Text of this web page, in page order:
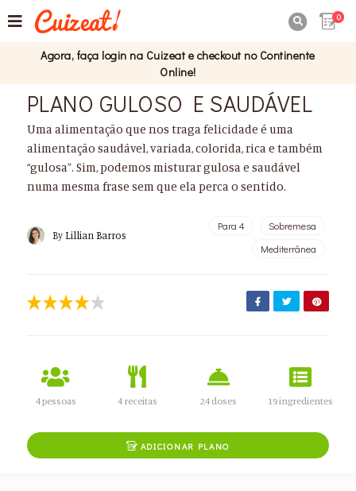
0
Agora, faça login na Cuizeat e checkout no Continente
Online!
PLANO GULOSO E SAUDÁVEL
Uma alimentação que nos traga felicidade é uma
alimentação saudável, variada, colorida, rica e também
“gulosa”. Sim, podemos misturar gulosa e saudável
numa mesma frase sem que ela perca o sentido.
By Lillian Barros
Para 4
Sobremesa
Mediterrânea
4 pessoas 4 receitas 24 doses 19 ingredientes
ADICIONAR PLANO